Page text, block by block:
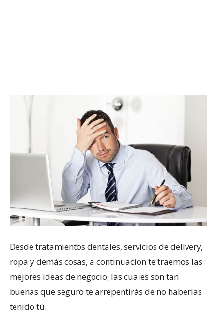
Desde tratamientos dentales, servicios de delivery,
ropa y demás cosas, a continuación te traemos las
mejores ideas de negocio, las cuales son tan
buenas que seguro te arrepentirás de no haberlas
tenido tú.